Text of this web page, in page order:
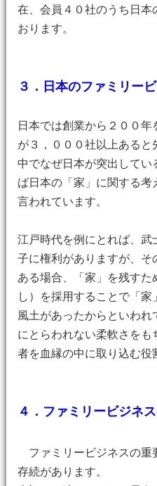
在、会員４０社のうち日本
おります。
３．日本のファミリー
日本では創業から２００
が３，０００社以上ある
中でなぜ日本が突出して
ば日本の「家」に関する考
言われています。
江戸時代を例にとれば、
子に権利がありますが、
ある場合、「家」を残すた
し）を採用することで「
風土があったからといわ
にとらわれない柔軟さを
者を血縁の中に取り込む役
４．ファミリービジネ
ファミリービジネスの重
存続があります。